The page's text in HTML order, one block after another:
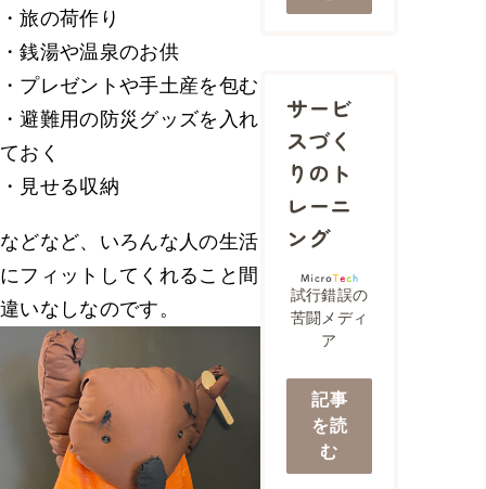
・旅の荷作り
・銭湯や温泉のお供
・プレゼントや手土産を包む
・避難用の防災グッズを入れ
ておく
・見せる収納
などなど、いろんな人の生活
にフィットしてくれること間
違いなしなのです。
サービ
スづく
りのト
レーニ
ング
試行錯誤の
苦闘メディ
ア
記事
を読
む